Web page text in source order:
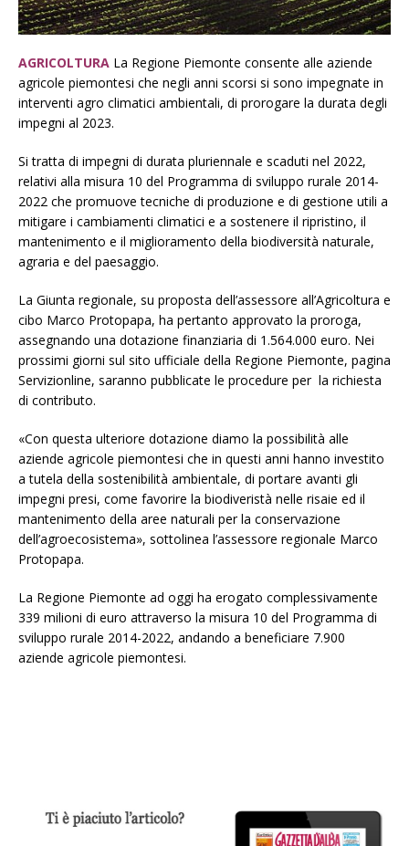
AGRICOLTURA La Regione Piemonte consente alle aziende
agricole piemontesi che negli anni scorsi si sono impegnate in
interventi agro climatici ambientali, di prorogare la durata degli
impegni al 2023.
Si tratta di impegni di durata pluriennale e scaduti nel 2022,
relativi alla misura 10 del Programma di sviluppo rurale 2014-
2022 che promuove tecniche di produzione e di gestione utili a
mitigare i cambiamenti climatici e a sostenere il ripristino, il
mantenimento e il miglioramento della biodiversità naturale,
agraria e del paesaggio.
La Giunta regionale, su proposta dell’assessore all’Agricoltura e
cibo Marco Protopapa, ha pertanto approvato la proroga,
assegnando una dotazione finanziaria di 1.564.000 euro. Nei
prossimi giorni sul sito ufficiale della Regione Piemonte, pagina
Servizionline, saranno pubblicate le procedure per la richiesta
di contributo.
«Con questa ulteriore dotazione diamo la possibilità alle
aziende agricole piemontesi che in questi anni hanno investito
a tutela della sostenibilità ambientale, di portare avanti gli
impegni presi, come favorire la biodiveristà nelle risaie ed il
mantenimento della aree naturali per la conservazione
dell’agroecosistema», sottolinea l’assessore regionale Marco
Protopapa.
La Regione Piemonte ad oggi ha erogato complessivamente
339 milioni di euro attraverso la misura 10 del Programma di
sviluppo rurale 2014-2022, andando a beneficiare 7.900
aziende agricole piemontesi.